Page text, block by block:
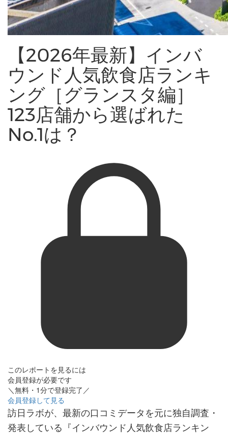
【2026年最新】インバ
ウンド人気飲食店ランキ
ング［グランスタ編］
123店舗から選ばれた
No.1は？
このレポートを見るには
会員登録が必要です
＼無料・1分で登録完了／
会員登録して見る
訪日ラボが、最新の口コミデータを元に独自調査・
発表している『インバウンド人気飲食店ランキン